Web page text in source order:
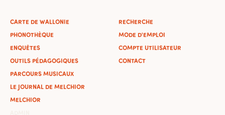
CARTE DE WALLONIE
PHONOTHÈQUE
ENQUÊTES
OUTILS PÉDAGOGIQUES
PARCOURS MUSICAUX
LE JOURNAL DE MELCHIOR
MELCHIOR
RECHERCHE
MODE D'EMPLOI
COMPTE UTILISATEUR
CONTACT